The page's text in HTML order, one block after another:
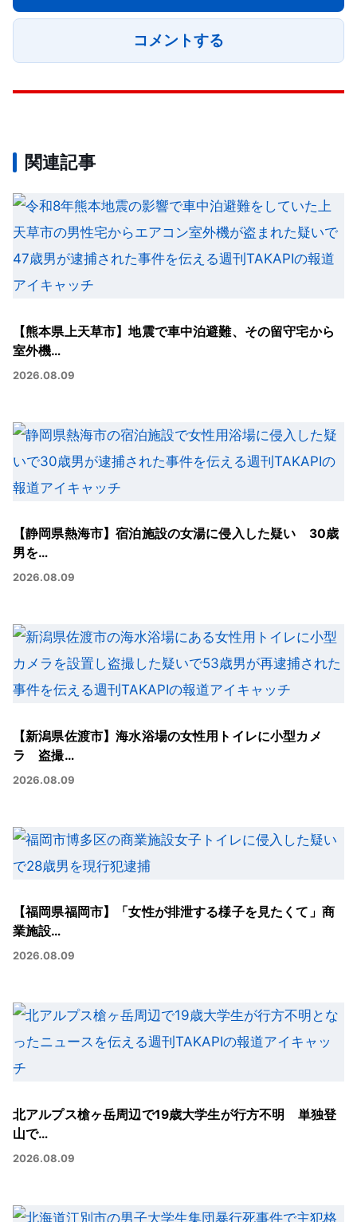
コメントする
関連記事
【熊本県上天草市】地震で車中泊避難、その留守宅から
室外機…
2026.08.09
【静岡県熱海市】宿泊施設の女湯に侵入した疑い 30歳
男を…
2026.08.09
【新潟県佐渡市】海水浴場の女性用トイレに小型カメ
ラ 盗撮…
2026.08.09
【福岡県福岡市】「女性が排泄する様子を見たくて」商
業施設…
2026.08.09
北アルプス槍ヶ岳周辺で19歳大学生が行方不明 単独登
山で…
2026.08.09